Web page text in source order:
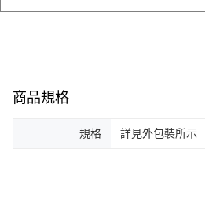
商品規格
規格 詳見外包裝所示